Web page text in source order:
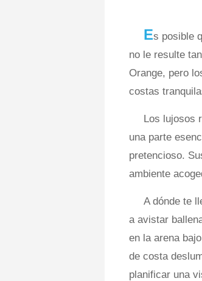
Es posible
no le resulte
Orange, pero
costas
Los lujosos
una parte
pretencioso.
ambiente
A dónde te
a avistar
en la arena
de costa
planificar una